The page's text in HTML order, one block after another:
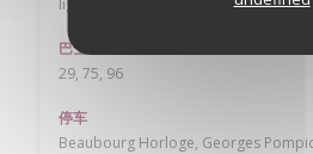
lignes 4, 7, 11 & 14 + RER
巴士
29, 75, 96
停车
Beaubourg Horloge, Georges